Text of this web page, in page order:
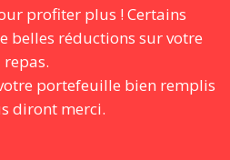
profiter plus ! Certains
belles réductions sur votre
repas.
portefeuille bien remplis
diront merci.